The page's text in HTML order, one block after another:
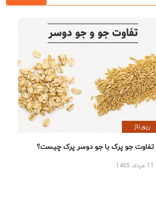
رپورتاژ
تفاوت جو پرک با جو دوسر پرک چیست؟